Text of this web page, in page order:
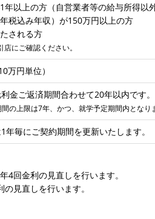
以上の方（自営業者等の給与所得以
税込み年収）が150万円以上の方
される方
にご確認ください。
万円単位）
金ご返済期間合わせて20年以内です。
の上限は7年、かつ、就学予定期間内となり
毎にご契約期間を更新いたします。
4回金利の見直しを行います。
の見直しを行います。